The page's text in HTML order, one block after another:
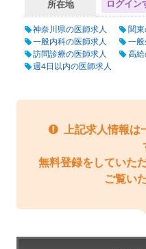
所在地 ログイン
神奈川県の医師求人
関東
一般内科の医師求人
一般
訪問診療の医師求人
高給
週4日以内の医師求人
上記求人情報は
無料登録をしていた
ご覧い